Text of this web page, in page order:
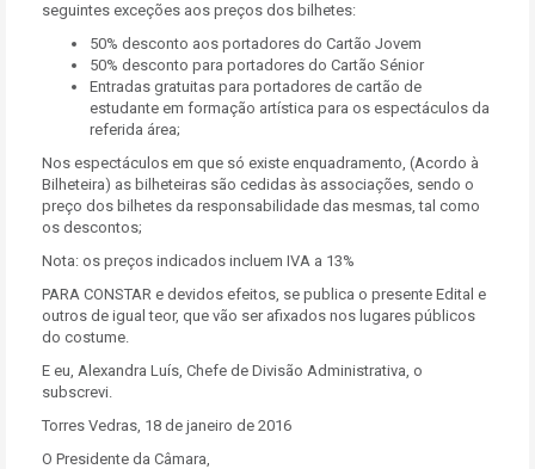
seguintes exceções aos preços dos bilhetes:
50% desconto aos portadores do Cartão Jovem
50% desconto para portadores do Cartão Sénior
Entradas gratuitas para portadores de cartão de
estudante em formação artística para os espectáculos da
referida área;
Nos espectáculos em que só existe enquadramento, (Acordo à
Bilheteira) as bilheteiras são cedidas às associações, sendo o
preço dos bilhetes da responsabilidade das mesmas, tal como
os descontos;
Nota: os preços indicados incluem IVA a 13%
PARA CONSTAR e devidos efeitos, se publica o presente Edital e
outros de igual teor, que vão ser afixados nos lugares públicos
do costume.
E eu, Alexandra Luís, Chefe de Divisão Administrativa, o
subscrevi.
Torres Vedras, 18 de janeiro de 2016
O Presidente da Câmara,